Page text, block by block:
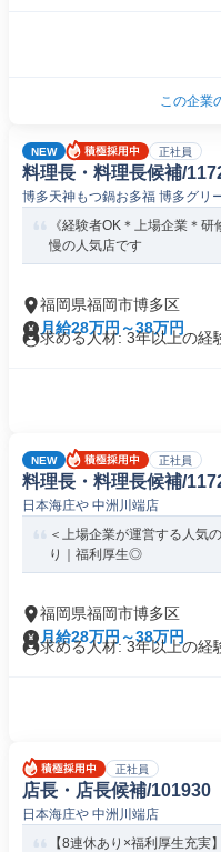
この企業
NEW 正社員
料理長・料理長候補/
博多天神もつ鍋お多福 博多グリ
《経験者OK＊上場企業＊
慢の人気店です
福岡県福岡市博多区
月給28万円～38万円
求める人材: 3年以上の経
NEW 正社員
料理長・料理長候補/
日本海庄や 中洲川端店
＜上場企業が運営する人気
り｜福利厚生◎
福岡県福岡市博多区
月給28万円～38万円
求める人材: 3年以上の経
正社員
店長・店長候補/101930
日本海庄や 中洲川端店
【8連休あり×福利厚生充実